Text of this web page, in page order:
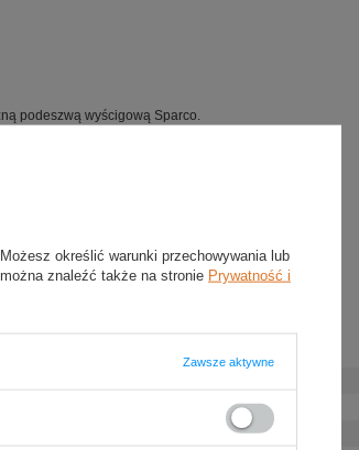
podeszwą wyścigową Sparco.
. Możesz określić warunki przechowywania lub
znaleźć także na stronie Prywatność i
Zawsze aktywne